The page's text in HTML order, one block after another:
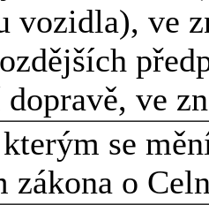
vozidla), ve
ve
se
o